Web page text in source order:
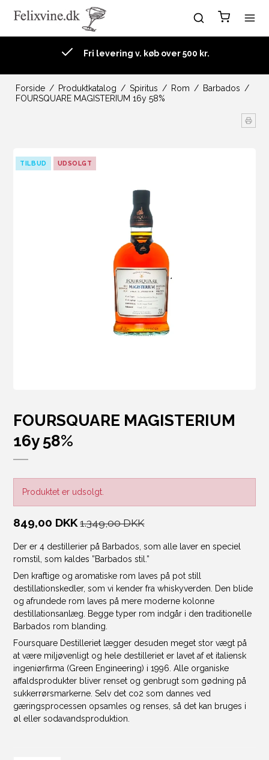
Fri levering v. køb over 500 kr.
Forside / Produktkatalog / Spiritus / Rom / Barbados /
FOURSQUARE MAGISTERIUM 16y 58%
TILBUD UDSOLGT
FOURSQUARE MAGISTERIUM
16y 58%
Produktet er udsolgt.
849,00 DKK 1.349,00 DKK
Der er 4 destillerier på Barbados, som alle laver en speciel
romstil, som kaldes ”Barbados stil.”
Den kraftige og aromatiske rom laves på pot still
destillationskedler, som vi kender fra whiskyverden. Den blide
og afrundede rom laves på mere moderne kolonne
destillationsanlæg. Begge typer rom indgår i den traditionelle
Barbados rom blanding.
Foursquare Destilleriet lægger desuden meget stor vægt på
at være miljøvenligt og hele destilleriet er lavet af et italiensk
ingeniørfirma (Green Engineering) i 1996. Alle organiske
affaldsprodukter bliver renset og genbrugt som gødning på
sukkerrørsmarkerne. Selv det co2 som dannes ved
gæringsprocessen opsamles og renses, så det kan bruges i
øl eller sodavandsproduktion.